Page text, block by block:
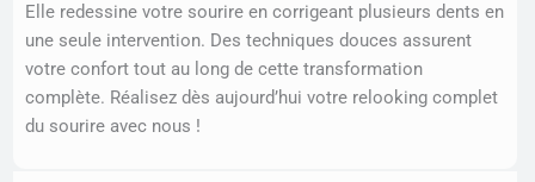
Elle redessine votre sourire en corrigeant plusieurs dents en
une seule intervention. Des techniques douces assurent
votre confort tout au long de cette transformation
complète. Réalisez dès aujourd’hui votre relooking complet
du sourire avec nous !